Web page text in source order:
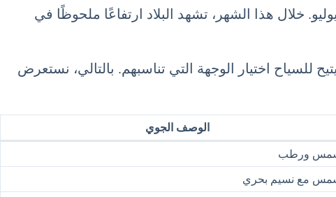
خلال هذا الشهر، تشهد البلاد ارتفاعًا ملحوظًا في
للسياح اختيار الوجهة التي تناسبهم. بالتالي، نستعرض
الوصف الجوي
ورطب
مع نسيم بحري